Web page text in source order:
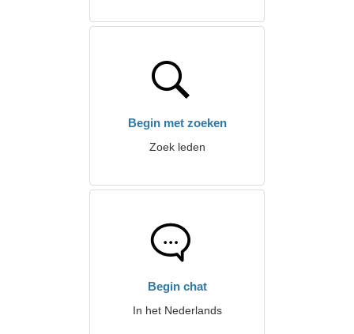
Begin met zoeken
Zoek leden
Begin chat
In het Nederlands